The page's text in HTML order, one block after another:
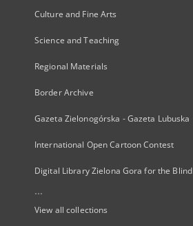
Culture and Fine Arts
Science and Teaching
Regional Materials
Border Archive
Gazeta Zielonogórska - Gazeta Lubuska
International Open Cartoon Contest
Digital Library Zielona Gora for the Blind
...
View all collections